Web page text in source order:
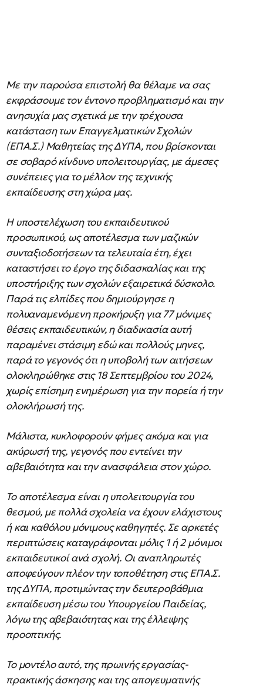
Με την παρούσα επιστολή θα θέλαμε να σας
εκφράσουμε τον έντονο προβληματισμό και την
ανησυχία μας σχετικά με την τρέχουσα
κατάσταση των Επαγγελματικών Σχολών
(ΕΠΑ.Σ.) Μαθητείας της ΔΥΠΑ, που βρίσκονται
σε σοβαρό κίνδυνο υπολειτουργίας, με άμεσες
συνέπειες για το μέλλον της τεχνικής
εκπαίδευσης στη χώρα μας.
Η υποστελέχωση του εκπαιδευτικού
προσωπικού, ως αποτέλεσμα των μαζικών
συνταξιοδοτήσεων τα τελευταία έτη, έχει
καταστήσει το έργο της διδασκαλίας και της
υποστήριξης των σχολών εξαιρετικά δύσκολο.
Παρά τις ελπίδες που δημιούργησε η
πολυαναμενόμενη προκήρυξη για 77 μόνιμες
θέσεις εκπαιδευτικών, η διαδικασία αυτή
παραμένει στάσιμη εδώ και πολλούς μηνες,
παρά το γεγονός ότι η υποβολή των αιτήσεων
ολοκληρώθηκε στις 18 Σεπτεμβρίου του 2024,
χωρίς επίσημη ενημέρωση για την πορεία ή την
ολοκλήρωσή της.
Μάλιστα, κυκλοφορούν φήμες ακόμα και για
ακύρωσή της, γεγονός που εντείνει την
αβεβαιότητα και την ανασφάλεια στον χώρο.
Το αποτέλεσμα είναι η υπολειτουργία του
θεσμού, με πολλά σχολεία να έχουν ελάχιστους
ή και καθόλου μόνιμους καθηγητές. Σε αρκετές
περιπτώσεις καταγράφονται μόλις 1 ή 2 μόνιμοι
εκπαιδευτικοί ανά σχολή. Οι αναπληρωτές
αποφεύγουν πλέον την τοποθέτηση στις ΕΠΑ.Σ.
της ΔΥΠΑ, προτιμώντας την δευτεροβάθμια
εκπαίδευση μέσω του Υπουργείου Παιδείας,
λόγω της αβεβαιότητας και της έλλειψης
προοπτικής.
Το μοντέλο αυτό, της πρωινής εργασίας-
πρακτικής άσκησης και της απογευματινής